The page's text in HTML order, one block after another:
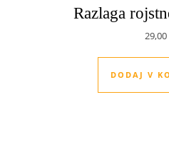
Razlaga
29,00
DODAJ V